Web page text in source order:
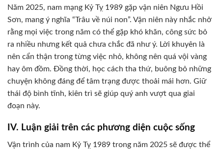
Năm 2025, nam mạng Kỷ Tỵ 1989 gặp vận niên Ngưu Hồi
Sơn, mang ý nghĩa “Trâu về núi non”. Vận niên này nhắc nhở
rằng mọi việc trong năm có thể gặp khó khăn, công sức bỏ
ra nhiều nhưng kết quả chưa chắc đã như ý. Lời khuyên là
nên cẩn thận trong từng việc nhỏ, không nên quá vội vàng
hay ôm đồm. Đồng thời, học cách tha thứ, buông bỏ những
chuyện không đáng để tâm trạng được thoải mái hơn. Giữ
thái độ bình tĩnh, kiên trì sẽ giúp quý anh vượt qua giai
đoạn này.
IV. Luận giải trên các phương diện cuộc sống
Vận trình của nam Kỷ Tỵ 1989 trong năm 2025 sẽ được thể